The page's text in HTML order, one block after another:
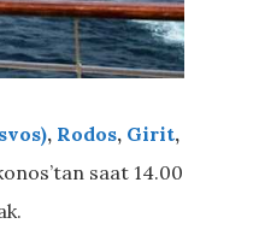
, Rodos, Girit,
saat 14.00